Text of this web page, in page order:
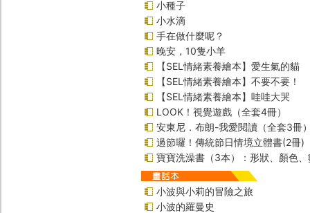
小種子
小水滴
手在做什麼呢？
晚安，10隻小羊
【SEL情緒素養繪本】愛生氣的貓
【SEL情緒素養繪本】不要不要！
【SEL情緒素養繪本】哇哇大哭
LOOK！視覺遊戲（全套4冊）
安東尼．布朗-我愛閱讀（全套3冊
過節囉！傳統節日情境立體書(2冊)
寶寶洗澡書（3本）：形狀、顏色、
小波與小莉的冒險之旅
小波的羅曼史